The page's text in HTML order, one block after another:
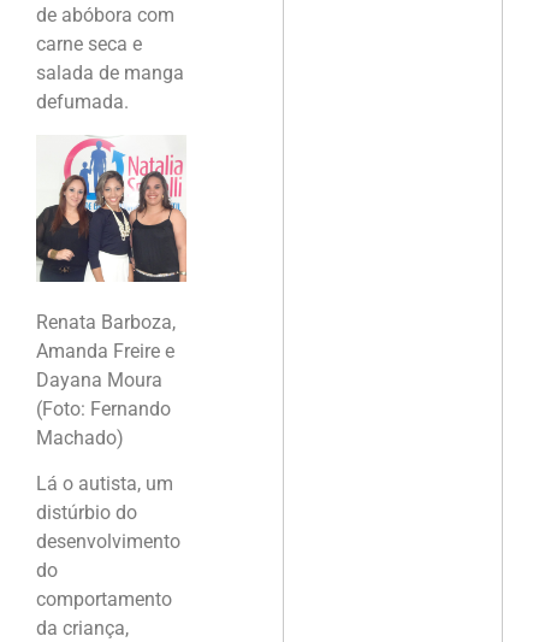
de abóbora com
carne seca e
salada de manga
defumada.
Renata Barboza,
Amanda Freire e
Dayana Moura
(Foto: Fernando
Machado)
Lá o autista, um
distúrbio do
desenvolvimento
do
comportamento
da criança,